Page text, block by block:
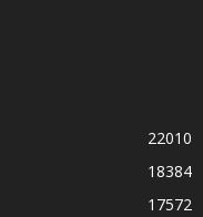
22010
18384
17572